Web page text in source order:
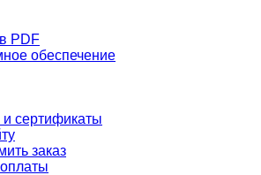
PDF
обеспечение
сертификаты
заказ